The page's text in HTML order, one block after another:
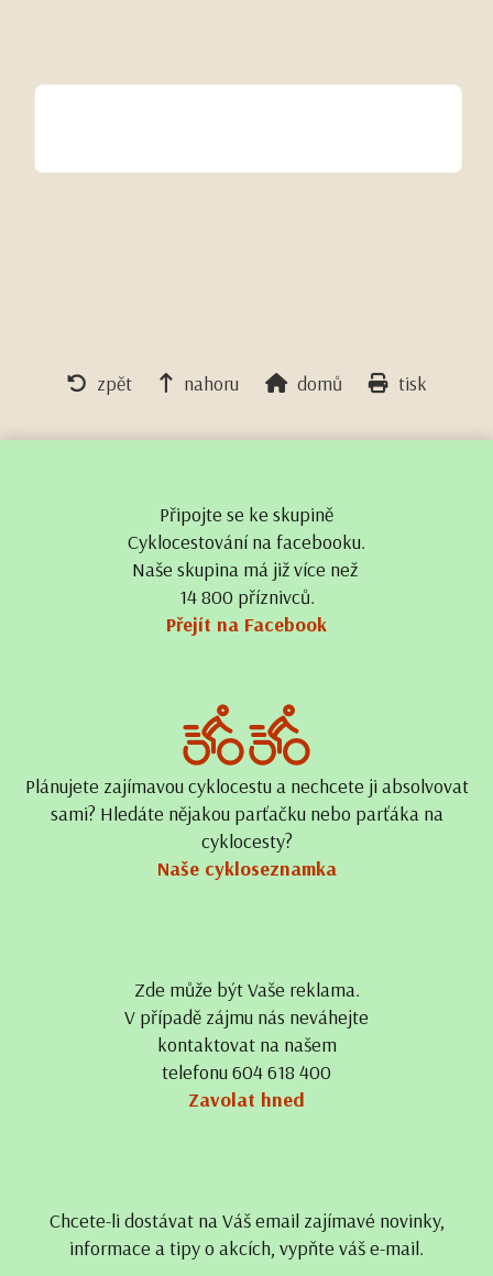
zpět nahoru domů tisk
Připojte se ke skupině
Cyklocestování na facebooku.
Naše skupina má již více než
14 800 příznivců.
Přejít na Facebook
Plánujete zajímavou cyklocestu a nechcete ji absolvovat
sami? Hledáte nějakou parťačku nebo parťáka na
cyklocesty?
Naše cykloseznamka
Zde může být Vaše reklama.
V případě zájmu nás neváhejte
kontaktovat na našem
telefonu 604 618 400
Zavolat hned
Chcete-li dostávat na Váš email zajímavé novinky,
informace a tipy o akcích, vypňte váš e-mail.